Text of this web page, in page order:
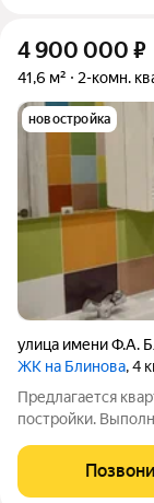
4 900 000 ₽
41,6 м² 2-комн.
новостройка
улица имени Ф.А.
ЖК на Блинова, 4
Предлагается
постройки.
Балкон
имеется отдельная